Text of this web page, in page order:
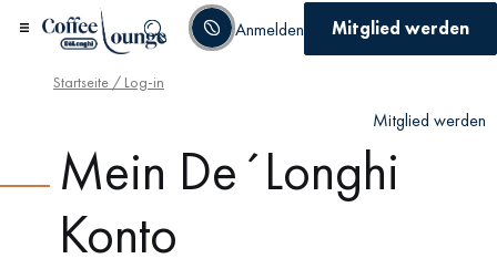
Anmelden Mitglied werden
Mitglied werden
Startseite / Log-in
Mein De´Longhi
Konto